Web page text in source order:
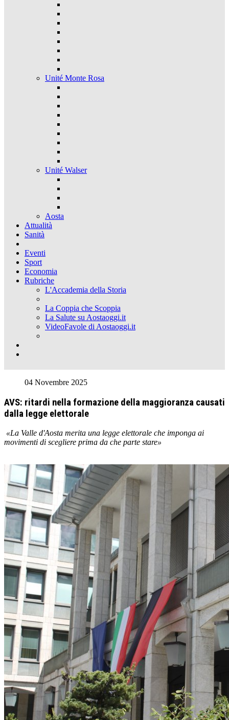
Unité Monte Rosa
Unité Walser
Aosta
Attualità
Sanità
Eventi
Sport
Economia
Rubriche
L'Accademia della Storia
La Coppia che Scoppia
La Salute su Aostaoggi.it
VideoFavole di Aostaoggi.it
04 Novembre 2025
AVS: ritardi nella formazione della maggioranza causati
dalla legge elettorale
«La Valle d'Aosta merita una legge elettorale che imponga ai
movimenti di scegliere prima da che parte stare»